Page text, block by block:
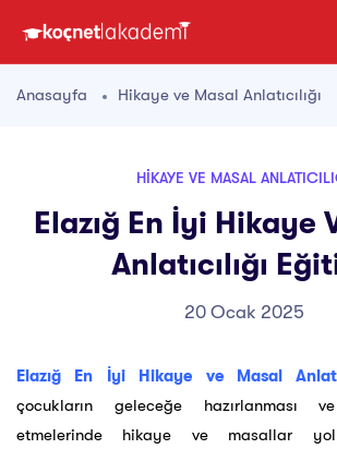
Anasayfa Hikaye ve Masal Anlatıcılığı
HIKAYE VE MASAL
Elazığ En İyi Hikaye
Anlatıcılığı
20 Ocak 2025
Elazığ En İyi Hikaye ve Masal
çocukların geleceğe hazırlanması
etmelerinde hikaye ve masallar